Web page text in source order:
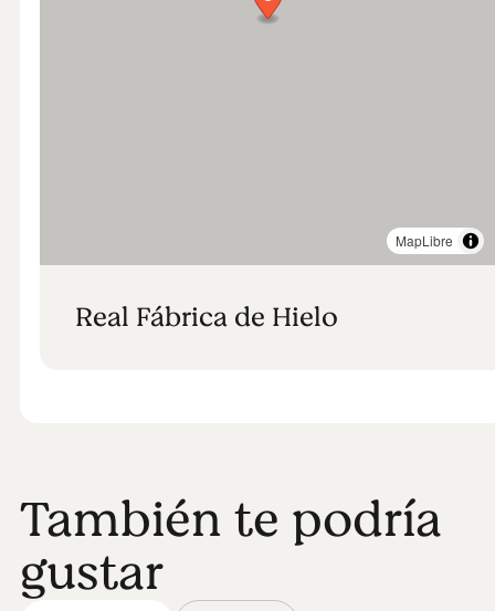
Real Fábrica de Hielo
MapLibre
También te podría
gustar